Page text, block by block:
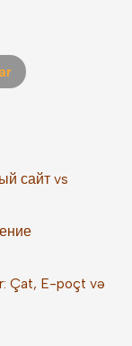
сайт vs
Çat, E-poçt və